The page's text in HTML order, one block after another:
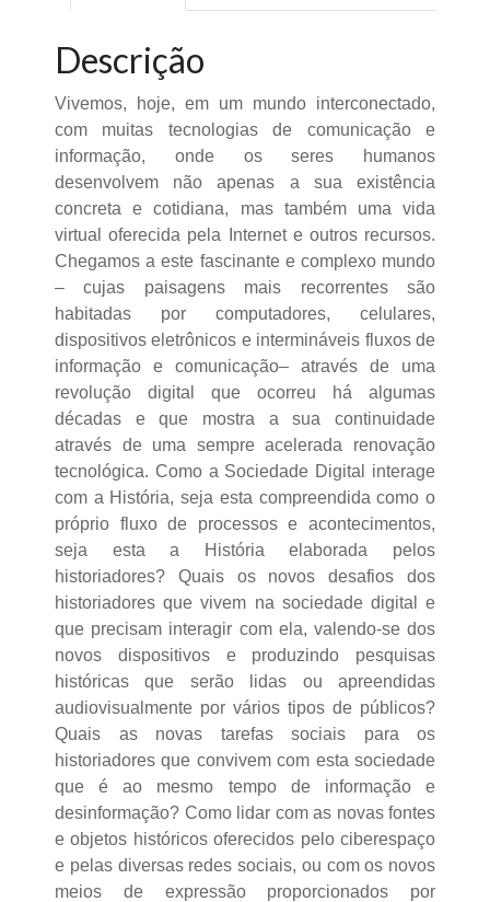
Descrição
Vivemos, hoje, em um mundo interconectado,
com muitas tecnologias de comunicação e
informação, onde os seres humanos
desenvolvem não apenas a sua existência
concreta e cotidiana, mas também uma vida
virtual oferecida pela Internet e outros recursos.
Chegamos a este fascinante e complexo mundo
– cujas paisagens mais recorrentes são
habitadas por computadores, celulares,
dispositivos eletrônicos e intermináveis fluxos de
informação e comunicação– através de uma
revolução digital que ocorreu há algumas
décadas e que mostra a sua continuidade
através de uma sempre acelerada renovação
tecnológica. Como a Sociedade Digital interage
com a História, seja esta compreendida como o
próprio fluxo de processos e acontecimentos,
seja esta a História elaborada pelos
historiadores? Quais os novos desafios dos
historiadores que vivem na sociedade digital e
que precisam interagir com ela, valendo-se dos
novos dispositivos e produzindo pesquisas
históricas que serão lidas ou apreendidas
audiovisualmente por vários tipos de públicos?
Quais as novas tarefas sociais para os
historiadores que convivem com esta sociedade
que é ao mesmo tempo de informação e
desinformação? Como lidar com as novas fontes
e objetos históricos oferecidos pelo ciberespaço
e pelas diversas redes sociais, ou com os novos
meios de expressão proporcionados por